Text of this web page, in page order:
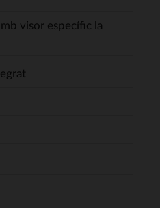
visor específic la